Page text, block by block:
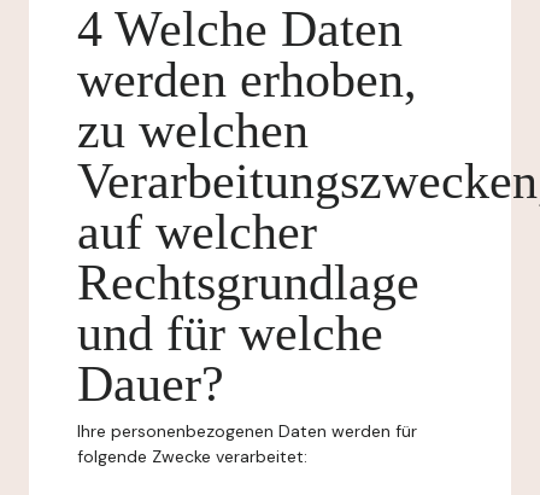
4 Welche Daten
werden erhoben,
zu welchen
auf welcher
Rechtsgrundlage
und für welche
Dauer?
Ihre personenbezogenen Daten werden für
folgende Zwecke verarbeitet: